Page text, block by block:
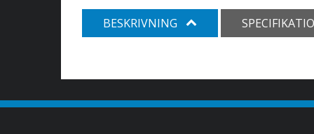
BESKRIVNING